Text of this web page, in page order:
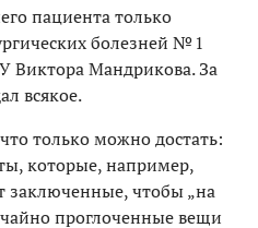
пациента только
болезней № 1
Мандрикова. За
всякое.
только можно достать:
которые, например,
заключенные, чтобы „на
проглоченные вещи